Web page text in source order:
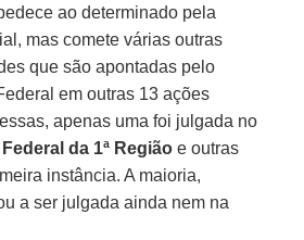
ao determinado pela
mas comete várias outras
que são apontadas pelo
em outras 13 ações
apenas uma foi julgada no
da 1ª Regiãoe outras
instância. A maioria,
a ser julgada ainda nem na